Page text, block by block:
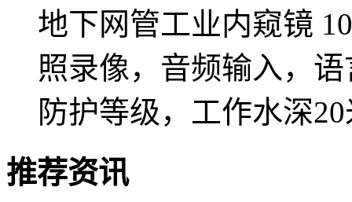
地下网管工业内窥镜
照录像，音频输入，
防护等级，工作水深
推荐资讯